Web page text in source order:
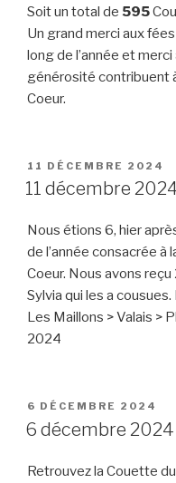
Soit un total de 595
Un grand merci aux
long de l’année et
générosité contribuent
Coeur.
PUBLIÉ
LE
11 DÉCEMBRE 2024
11 décembre
Nous étions 6, hier
de l’année consacrée
Coeur. Nous avons
Sylvia qui les a
Les Maillons > Valais >
2024
PUBLIÉ
LE
6 DÉCEMBRE 2024
6 décembre 2024
Retrouvez la Couette